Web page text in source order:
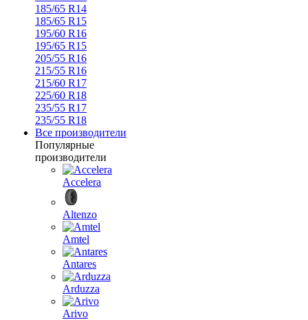
185/65 R14
185/65 R15
195/60 R16
195/65 R15
205/55 R16
215/55 R16
215/60 R17
225/60 R18
235/55 R17
235/55 R18
Все производители
Популярные
производители
Accelera
Altenzo
Amtel
Antares
Arduzza
Arivo